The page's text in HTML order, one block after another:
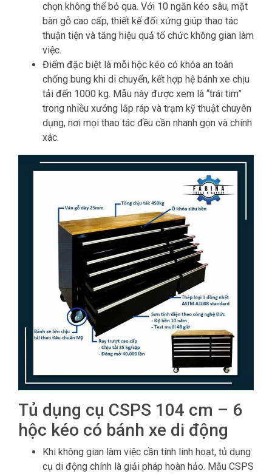
chọn không thể bỏ qua. Với 10 ngăn kéo sâu, mặt
bàn gỗ cao cấp, thiết kế đối xứng giúp thao tác
thuận tiện và tăng hiệu quả tổ chức không gian làm
việc.
Điểm đặc biệt là mỗi hộc kéo có khóa an toàn
chống bung khi di chuyển, kết hợp hệ bánh xe chịu
tải đến 1000 kg. Mẫu này được xem là “trái tim”
trong nhiều xưởng lắp ráp và trạm kỹ thuật chuyên
dụng, nơi mọi thao tác đều cần nhanh gọn và chính
xác.
Tủ dụng cụ CSPS 104 cm – 6
hộc kéo có bánh xe di động
Khi không gian làm việc cần tính linh hoạt, tủ dụng
cụ di động chính là giải pháp hoàn hảo. Mẫu CSPS